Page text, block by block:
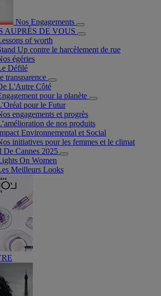
Nos Engagements
AUPRÈS DE VOUS
of worth
Up contre le harcèlement de rue
égéries
Défilé
transparence
L'Autre Côté
pour la planète
pour le Futur
engagements et progrès
de nos produits
Environnemental et Social
initiatives pour les femmes et le climat
De Cannes 2025
On Women
Meilleurs Looks